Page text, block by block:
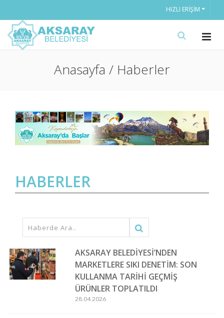
HIZLI ERIŞIM
Anasayfa / Haberler
HABERLER
AKSARAY BELEDİYESİ’NDEN
MARKETLERE SIKI DENETİM: SON
KULLANMA TARİHİ GEÇMİŞ
ÜRÜNLER TOPLATILDI
28.04.2026